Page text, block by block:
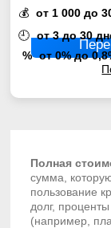
💰 от 1 000 до
🕘 от 3 до 30
% от 0% до
Полная
сумма,
пользование
долг,
(например,